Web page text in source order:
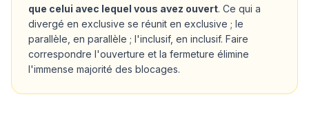
que celui avec lequel vous avez ouvert. Ce qui a
divergé en exclusive se réunit en exclusive ; le
parallèle, en parallèle ; l'inclusif, en inclusif. Faire
correspondre l'ouverture et la fermeture élimine
l'immense majorité des blocages.